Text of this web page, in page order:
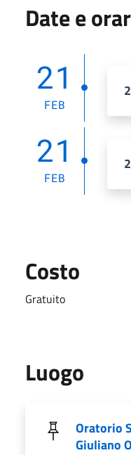
Date e
21
FEB
21
FEB
Costo
Gratuito
Luogo
Oratorio
Giuliano